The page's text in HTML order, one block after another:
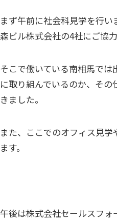
まず午前に社会科見学を行い
森ビル株式会社の4社にご協
そこで働いている南相馬で
に取り組んでいるのか、そ
きました。
また、ここでのオフィス見
ます。
午後は株式会社セールスフ